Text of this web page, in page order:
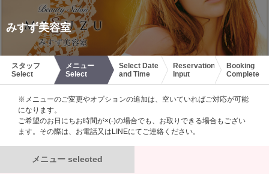
みすず美容室
スタッフ
Select
メニュー
Select
Select Date
and Time
Reservation
Input
Booking
Complete
※メニューのご変更やオプションの追加は、空いていればご対応が可能
になります。
ご希望のお日にちお時間が×(-)の場合でも、お取りできる場合もござい
ます。その際は、お電話又はLINEにてご連絡ください。
メニュー selected